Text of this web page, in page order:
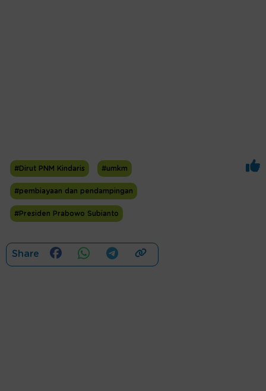
#Dirut PNM Kindaris #umkm
#pembiayaan dan pendampingan
#Presiden Prabowo Subianto
Share